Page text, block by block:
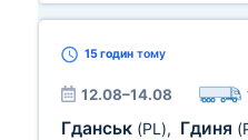
15 годин тому
12.08–14.08
Гданськ (PL), Гдиня